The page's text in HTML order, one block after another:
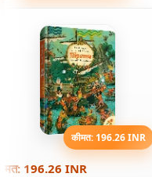
कीमत: 196.26 INR
196.26 INR